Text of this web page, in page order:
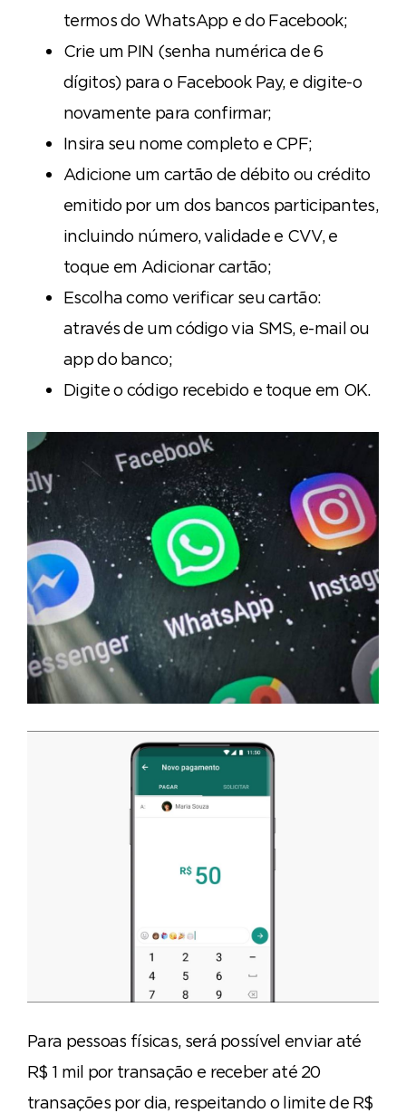
termos do WhatsApp e do Facebook;
Crie um PIN (senha numérica de 6
dígitos) para o Facebook Pay, e digite-o
novamente para confirmar;
Insira seu nome completo e CPF;
Adicione um cartão de débito ou crédito
emitido por um dos bancos participantes,
incluindo número, validade e CVV, e
toque em Adicionar cartão;
Escolha como verificar seu cartão:
através de um código via SMS, e-mail ou
app do banco;
Digite o código recebido e toque em OK.
Para pessoas físicas, será possível enviar até
R$ 1 mil por transação e receber até 20
transações por dia, respeitando o limite de R$